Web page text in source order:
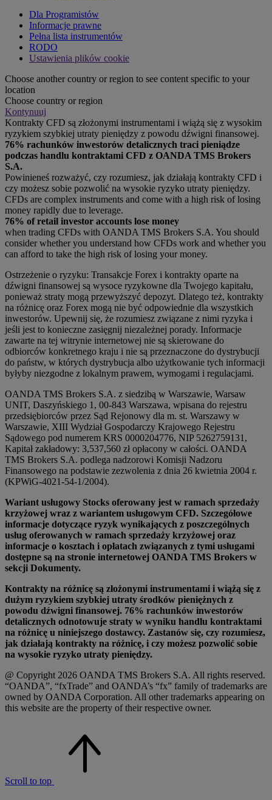
Dla Programistów
Informacje prawne
Pełna lista instrumentów
RODO
Ustawienia plików cookie
Choose another country or region to see content specific to your
location
Choose country or region
Kontynuuj
Kontrakty CFD są złożonymi instrumentami i wiążą się z wysokim
ryzykiem szybkiej utraty pieniędzy z powodu dźwigni finansowej.
76% rachunków inwestorów detalicznych traci pieniądze
podczas handlu kontraktami CFD z OANDA TMS Brokers
S.A.
Powinieneś rozważyć, czy rozumiesz, jak działają kontrakty CFD i
czy możesz sobie pozwolić na wysokie ryzyko utraty pieniędzy.
CFDs are complex instruments and come with a high risk of losing
money rapidly due to leverage.
76% of retail investor accounts lose money
when trading CFDs with OANDA TMS Brokers S.A. You should
consider whether you understand how CFDs work and whether you
can afford to take the high risk of losing your money.
Ostrzeżenie o ryzyku: Transakcje Forex i kontrakty oparte na
dźwigni finansowej są wysoce ryzykowne dla Twojego kapitału,
ponieważ straty mogą przewyższyć depozyt. Dlatego też, kontrakty
na różnicę oraz Forex mogą nie być odpowiednie dla wszystkich
inwestorów. Upewnij się, że rozumiesz związane z nimi ryzyka i
jeśli jest to konieczne zasięgnij niezależnej porady. Informacje
zawarte na tej witrynie internetowej nie są skierowane do
odbiorców konkretnego kraju i nie są przeznaczone do dystrybucji
do państw, w których dystrybucja albo użytkowanie tych informacji
byłyby niezgodne z lokalnym prawem, wymogami i regulacjami.
OANDA TMS Brokers S.A. z siedzibą w Warszawie, Warsaw
UNIT, Daszyńskiego 1, 00-843 Warszawa, wpisana do rejestru
przedsiębiorców przez Sąd Rejonowy dla m. st. Warszawy w
Warszawie, XIII Wydział Gospodarczy Krajowego Rejestru
Sądowego pod numerem KRS 0000204776, NIP 5262759131,
Kapitał zakładowy: 3,537,560 zł opłacony w całości. OANDA
TMS Brokers S.A. podlega nadzorowi Komisji Nadzoru
Finansowego na podstawie zezwolenia z dnia 26 kwietnia 2004 r.
(KPWiG-4021-54-1/2004).
Wariant usługowy Stocks oferowany jest w ramach sprzedaży
krzyżowej wraz z wariantem usługowym CFD. Szczegółowe
informacje dotyczące ryzyk wynikających z poszczególnych
usług oferowanych w ramach sprzedaży krzyżowej oraz
informacje o kosztach i opłatach związanych z tymi usługami
dostępne są na stronie internetowej OANDA TMS Brokers w
sekcji Dokumenty.
Kontrakty na różnicę są złożonymi instrumentami i wiążą się z
dużym ryzykiem szybkiej utraty środków pieniężnych z
powodu dźwigni finansowej. 76% rachunków inwestorów
detalicznych odnotowuje straty w wyniku handlu kontraktami
na różnicę u niniejszego dostawcy. Zastanów się, czy rozumiesz,
jak działają kontrakty na różnicę, i czy możesz pozwolić sobie
na wysokie ryzyko utraty pieniędzy.
@ Copyright 2026 OANDA TMS Brokers S.A. All rights reserved.
“OANDA”, “fxTrade” and OANDA’s “fx” family of trademarks are
owned by OANDA Corporation. All other trademarks appearing on
this website are the property of their respective owner.
Scroll to top